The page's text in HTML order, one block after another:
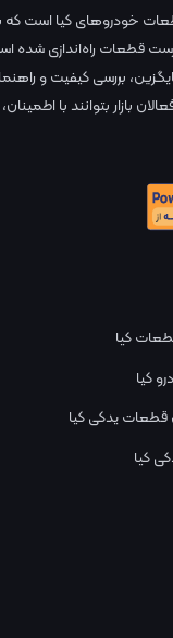
خودروهای کیا است که
قطعات راه‌اندازی شده
بررسی کیفیت و
بازار بتوانند با
کیا
کیا
یدکی کیا
کیا